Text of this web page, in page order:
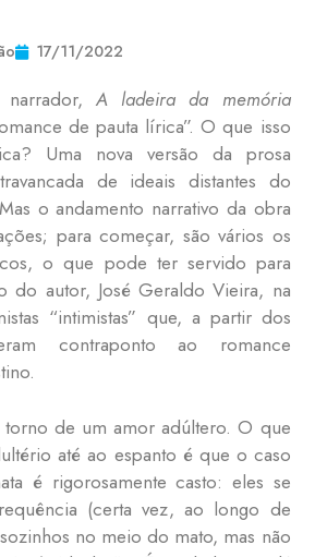
17/11/2022
narrador,A ladeira da memória
de pauta lírica”. O que isso
Uma nova versão da prosa
de ideais distantes do
o andamento narrativo da obra
para começar, são vários os
o que pode ter servido para
do autor, José Geraldo Vieira, na
“intimistas” que, a partir dos
contraponto ao romance
de um amor adúltero. O que
até ao espanto é que o caso
é rigorosamente casto: eles se
(certa vez, ao longo de
no meio do mato, mas não